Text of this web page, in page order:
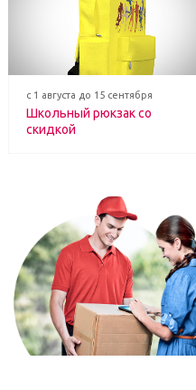
с 1 августа до 15 сентября
Школьный рюкзак со
скидкой